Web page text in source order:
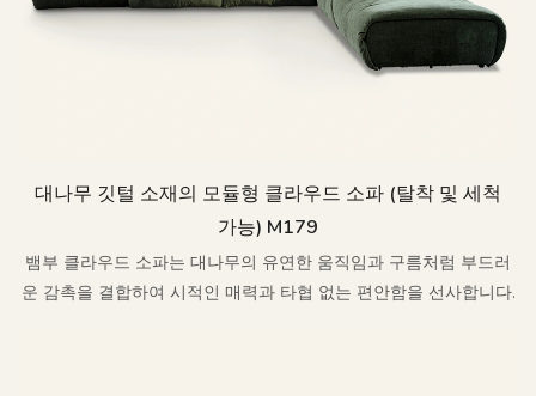
대나무 깃털 소재의 모듈형 클라우드 소파 (탈착 및 세척
가능) M179
뱀부 클라우드 소파는 대나무의 유연한 움직임과 구름처럼 부드러
운 감촉을 결합하여 시적인 매력과 타협 없는 편안함을 선사합니다.